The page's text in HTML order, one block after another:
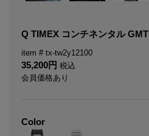
Q TIMEX コンチネンタル GMT
tx-tw2y12100
35,200
税込
会員価格あり
Color